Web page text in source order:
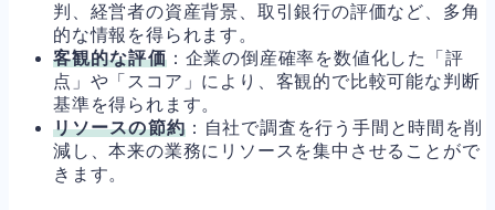
判、経営者の資産背景、取引銀行の評価など、多角
的な情報を得られます。
客観的な評価：企業の倒産確率を数値化した「評
点」や「スコア」により、客観的で比較可能な判断
基準を得られます。
リソースの節約：自社で調査を行う手間と時間を削
減し、本来の業務にリソースを集中させることがで
きます。